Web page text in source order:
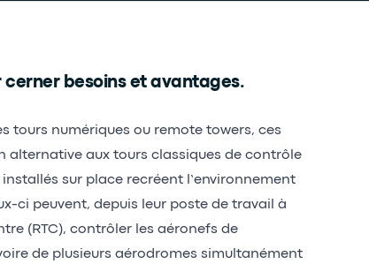
besoins et avantages.
tours numériques ou remote towers, ces
alternative aux tours classiques de contrôle
sur place recréent l’environnement
ci peuvent, depuis leur poste de travail à
(RTC), contrôler les aéronefs de
de plusieurs aérodromes simultanément